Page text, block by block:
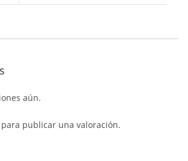
aún.
para publicar una valoración.